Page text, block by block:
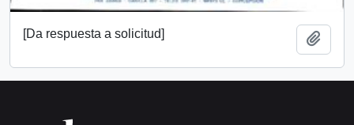
[Da respuesta a solicitud]